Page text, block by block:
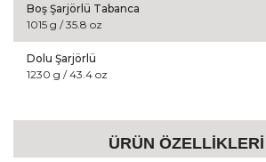
Boş Şarjörlü Tabanca
1015 g / 35.8 oz
Dolu Şarjörlü
1230 g / 43.4 oz
ÜRÜN ÖZELLİKLERİ